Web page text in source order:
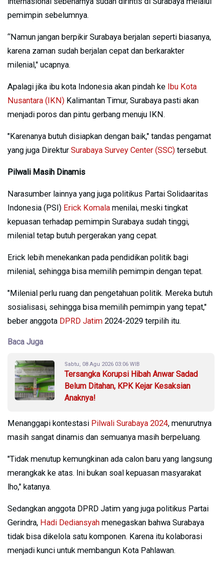
pemimpin sebelumnya.
“Namun jangan berpikir Surabaya berjalan seperti biasanya,
karena zaman sudah berjalan cepat dan berkarakter
milenial," ucapnya.
Apalagi jika ibu kota Indonesia akan pindah ke Ibu Kota
Nusantara (IKN) Kalimantan Timur, Surabaya pasti akan
menjadi poros dan pintu gerbang menuju IKN.
"Karenanya butuh disiapkan dengan baik," tandas pengamat
yang juga Direktur Surabaya Survey Center (SSC) tersebut.
Pilwali Masih Dinamis
Narasumber lainnya yang juga politikus Partai Solidaaritas
Indonesia (PSI) Erick Komala menilai, meski tingkat
kepuasan terhadap pemimpin Surabaya sudah tinggi,
milenial tetap butuh pergerakan yang cepat.
Erick lebih menekankan pada pendidikan politik bagi
milenial, sehingga bisa memilih pemimpin dengan tepat.
"Milenial perlu ruang dan pengetahuan politik. Mereka butuh
sosialisasi, sehingga bisa memilih pemimpin yang tepat,"
beber anggota DPRD Jatim 2024-2029 terpilih itu.
Baca Juga
Sabtu, 08 Agu 2026 03:06 WIB
Tersangka Korupsi Hibah Anwar Sadad
Belum Ditahan, KPK Kejar Kesaksian
Anaknya!
Menanggapi kontestasi Pilwali Surabaya 2024, menurutnya
masih sangat dinamis dan semuanya masih berpeluang.
"Tidak menutup kemungkinan ada calon baru yang langsung
merangkak ke atas. Ini bukan soal kepuasan masyarakat
lho," katanya.
Sedangkan anggota DPRD Jatim yang juga politikus Partai
Gerindra, Hadi Dediansyah menegaskan bahwa Surabaya
tidak bisa dikelola satu komponen. Karena itu kolaborasi
menjadi kunci untuk membangun Kota Pahlawan.